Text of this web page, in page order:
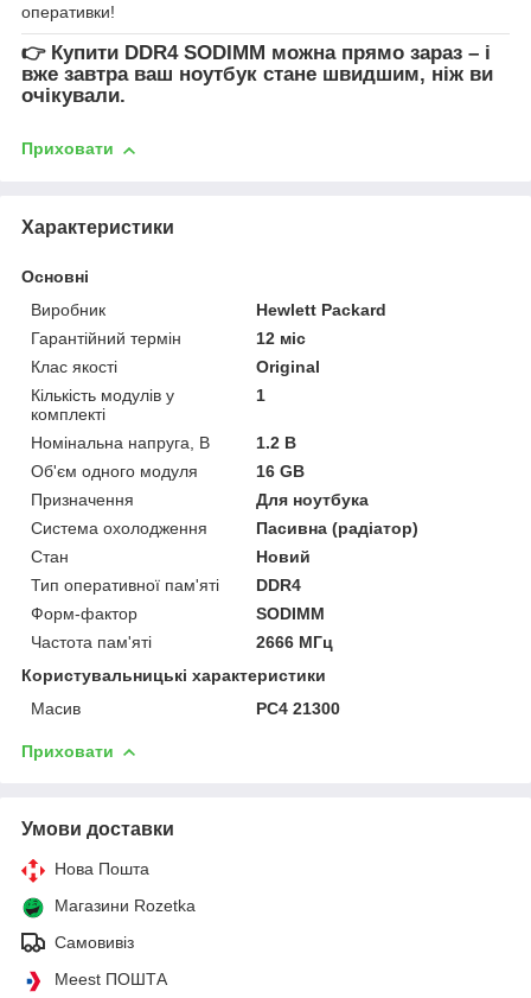
оперативки!
👉 Купити DDR4 SODIMM можна прямо зараз – і
вже завтра ваш ноутбук стане швидшим, ніж ви
очікували.
Приховати
Характеристики
Основні
Виробник
Hewlett Packard
Гарантійний термін
12 міс
Клас якості
Original
Кількість модулів у
комплекті
1
Номінальна напруга, В
1.2 В
Об'єм одного модуля
16 GB
Призначення
Для ноутбука
Система охолодження
Пасивна (радіатор)
Стан
Новий
Тип оперативної пам'яті
DDR4
Форм-фактор
SODIMM
Частота пам'яті
2666 МГц
Користувальницькі характеристики
Масив
PC4 21300
Приховати
Умови доставки
Нова Пошта
Магазини Rozetka
Самовивіз
Meest ПОШТА